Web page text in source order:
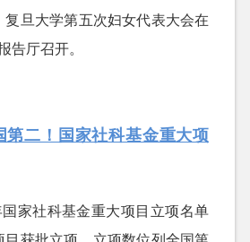
复旦大学第五次妇女代表大会在
告厅召开。
第二！国家社科基金重大项
国家社科基金重大项目立项名单